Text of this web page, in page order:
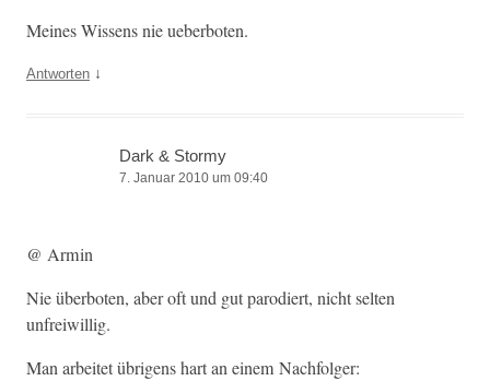
Meines Wis­sens nie ueberboten.
Antworten ↓
Dark & Stormy
7. Januar 2010 um 09:40
@ Armin
Nie über­boten, aber oft und gut par­o­diert, nicht sel­ten
unfreiwillig.
Man arbeit­et übri­gens hart an einem Nachfolger: